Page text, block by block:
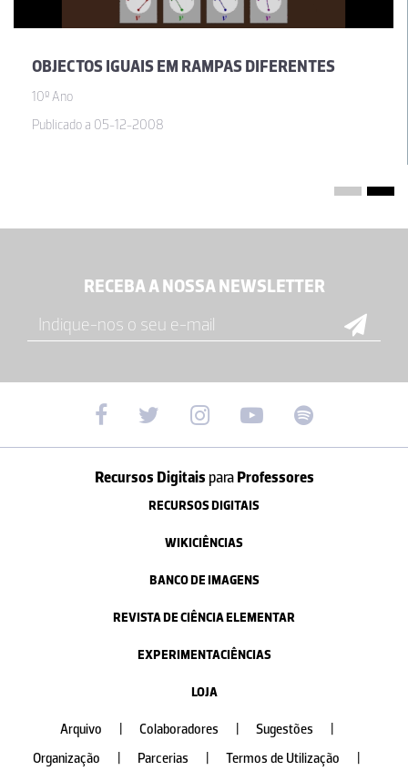
OBJECTOS IGUAIS EM RAMPAS DIFERENTES
10º Ano
Publicado a 05-12-2008
RECEBA A NOSSA NEWSLETTER
Recursos Digitais paraProfessores
RECURSOS DIGITAIS
WIKICIÊNCIAS
BANCO DE IMAGENS
REVISTA DE CIÊNCIA ELEMENTAR
EXPERIMENTACIÊNCIAS
LOJA
Arquivo Colaboradores Sugestões
Organização
Parcerias Termos de Utilização